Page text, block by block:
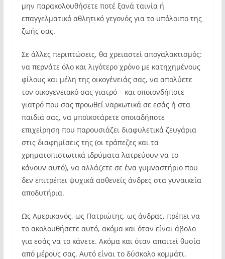
μην παρακολουθήσετε ποτέ ξανά ταινία ή
επαγγελματικό αθλητικό γεγονός για το υπόλοιπο της
ζωής σας.
Σε άλλες περιπτώσεις, θα χρειαστεί απογαλακτισμός:
να περνάτε όλο και λιγότερο χρόνο με κατηχημένους
φίλους και μέλη της οικογένειάς σας, να απολύετε
τον οικογενειακό σας γιατρό – και οποιονδήποτε
γιατρό που σας προωθεί ναρκωτικά σε εσάς ή στα
παιδιά σας, να μποϊκοτάρετε οποιαδήποτε
επιχείρηση που παρουσιάζει διαφυλετικά ζευγάρια
στις διαφημίσεις της (οι τράπεζες και τα
χρηματοπιστωτικά ιδρύματα λατρεύουν να το
κάνουν αυτό), να αλλάζετε σε ένα γυμναστήριο που
δεν επιτρέπει ψυχικά ασθενείς άνδρες στα γυναικεία
αποδυτήρια.
Ως Αμερικανός, ως Πατριώτης, ως άνδρας, πρέπει να
το ακολουθήσετε αυτό, ακόμα και όταν είναι άβολο
για εσάς να το κάνετε. Ακόμα και όταν απαιτεί θυσία
από μέρους σας. Αυτό είναι το δύσκολο κομμάτι.